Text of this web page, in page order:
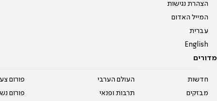
הצהרת נגישות
המייל האדום
עברית
English
מדורים
חדשות
מבזקים
העולם הערבי
תרבות ופנאי
פורום
פורום